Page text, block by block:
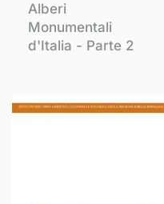
Alberi
Monumentali
d'Italia - Parte 2